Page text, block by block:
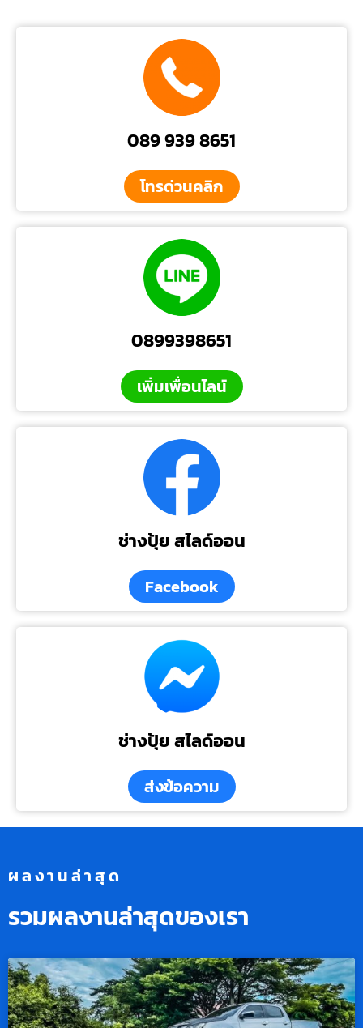
089 939 8651
โทรด่วนคลิก
0899398651
เพิ่มเพื่อนไลน์
ช่างปุ้ย สไลด์ออน
Facebook
ช่างปุ้ย สไลด์ออน
ส่งข้อความ
ผลงานล่าสุด
รวมผลงานล่าสุดของเรา